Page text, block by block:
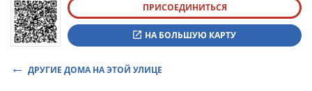
ПРИСОЕДИНИТЬСЯ
НА БОЛЬШУЮ КАРТУ
ДРУГИЕ ДОМА НА ЭТОЙ УЛИЦЕ